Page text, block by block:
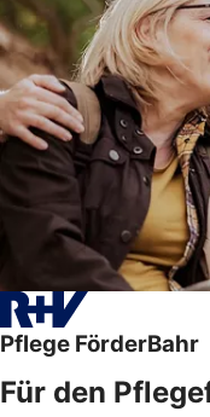
Pflege FörderBahr
Für den